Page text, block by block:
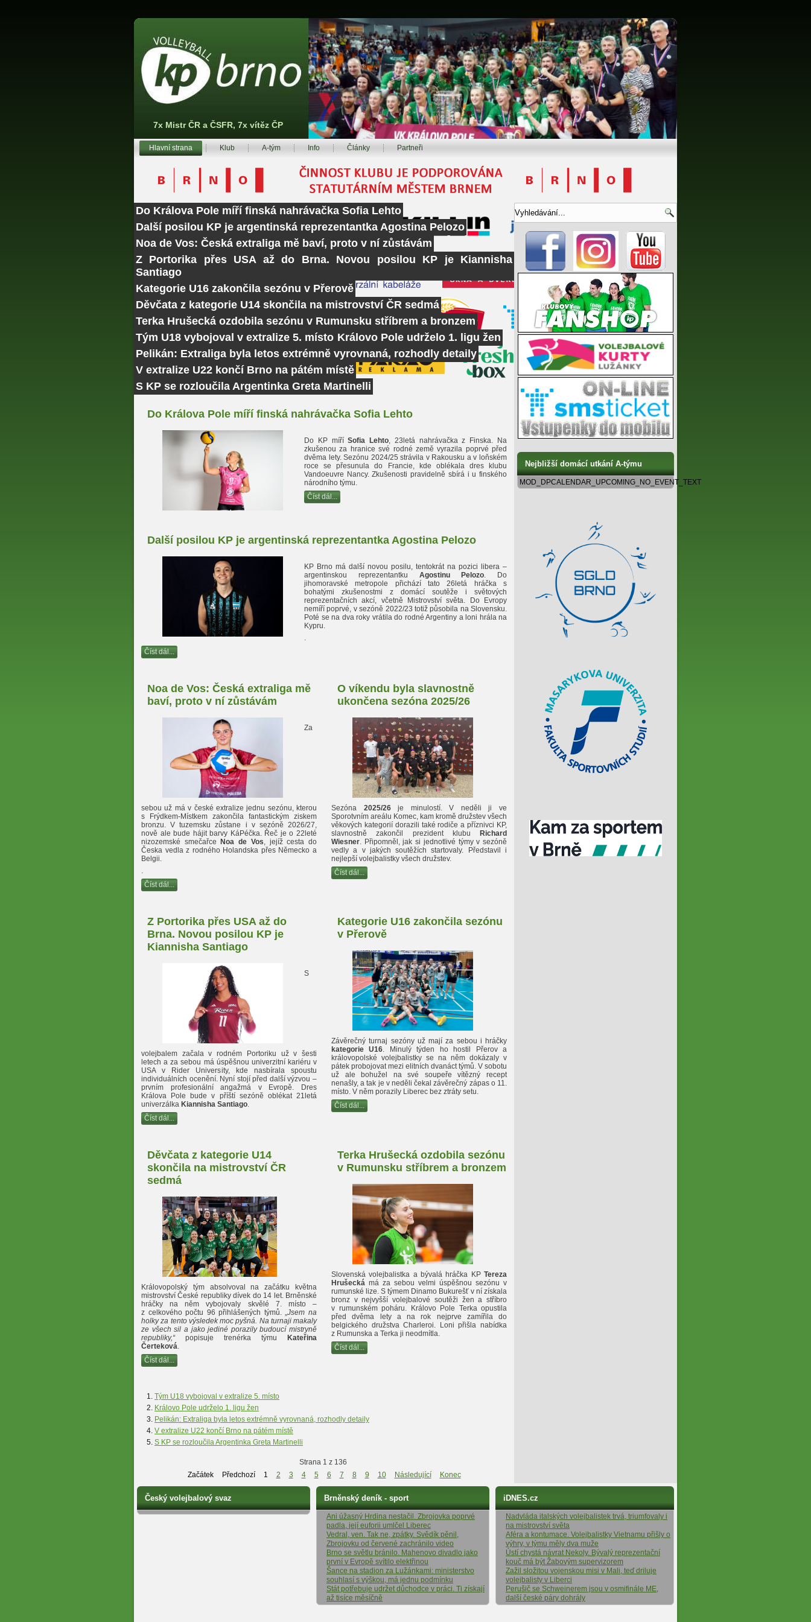
7x Mistr ČR a ČSFR, 7x vítěz ČP
Hlavní strana Klub A-tým Info Články Partneři
Do Králova Pole míří finská nahrávačka Sofia Lehto
Další posilou KP je argentinská reprezentantka Agostina Pelozo
Noa de Vos: Česká extraliga mě baví, proto v ní zůstávám
Z Portorika přes USA až do Brna. Novou posilou KP je Kiannisha
Santiago
Kategorie U16 zakončila sezónu v Přerově
Děvčata z kategorie U14 skončila na mistrovství ČR sedmá
Terka Hrušecká ozdobila sezónu v Rumunsku stříbrem a bronzem
Tým U18 vybojoval v extralize 5. místo Královo Pole udrželo 1. ligu žen
Pelikán: Extraliga byla letos extrémně vyrovnaná, rozhodly detaily
V extralize U22 končí Brno na pátém místě
S KP se rozloučila Argentinka Greta Martinelli
Do Králova Pole míří finská nahrávačka Sofia Lehto
Do KP míříSofia Lehto, 23letá nahrávačka z Finska. Na
zkušenou za hranice své rodné země vyrazila poprvé před
dvěma lety. Sezónu 2024/25 strávila v Rakousku a v loňském
roce se přesunula do Francie, kde oblékala dres klubu
Vandoeuvre Nancy. Zkušenosti pravidelně sbírá i u finského
národního týmu.
Číst dál...
Další posilou KP je argentinská reprezentantka Agostina Pelozo
KP Brno má další novou posilu, tentokrát na pozici libera –
argentinskou reprezentantku Agostinu Pelozo. Do
jihomoravské metropole přichází tato 26letá hráčka s
bohatými zkušenostmi z domácí soutěže i světových
reprezentačních akcí, včetně Mistrovství světa. Do Evropy
nemíří poprvé, v sezóně 2022/23 totiž působila na Slovensku.
Poté se na dva roky vrátila do rodné Argentiny a loni hrála na
Kypru.
.
Číst dál...
Noa de Vos: Česká extraliga mě
baví, proto v ní zůstávám
Za
sebou už má v české extralize jednu sezónu, kterou
s Frýdkem-Místkem zakončila fantastickým ziskem
bronzu. V tuzemsku zůstane i v sezóně 2026/27,
nově ale bude hájit barvy KáPéčka. Řeč je o 22leté
nizozemské smečařce
Noa de Vos, jejíž cesta do
Česka vedla z rodného Holandska přes Německo a
Belgii.
.
Číst dál...
O víkendu byla slavnostně
ukončena sezóna 2025/26
Sezóna 2025/26je minulostí. V neděli ji ve
Sporotvním areálu Komec, kam kromě družstev všech
věkových kategorií dorazili také rodiče a příznivci KP,
slavnostně zakončil prezident klubu
Richard
Wiesner. Připomněl, jak si jednotlivé týmy v sezóně
vedly a v jakých soutěžích startovaly. Představil i
nejlepší volejbalistky všech družstev.
Číst dál...
Z Portorika přes USA až do
Brna. Novou posilou KP je
Kiannisha Santiago
S
volejbalem začala v rodném Portoriku už v šesti
letech a za sebou má úspěšnou univerzitní kariéru v
USA v Rider University, kde nasbírala spoustu
individuálních ocenění. Nyní stojí před další výzvou –
prvním profesionální angažmá v Evropě. Dres
Králova Pole bude v příští sezóně oblékat 21letá
univerzálka Kiannisha Santiago.
Číst dál...
Kategorie U16 zakončila sezónu
v Přerově
Závěrečný turnaj sezóny už mají za sebou i hráčky
kategorie U16. Minulý týden ho hostil Přerov a
královopolské volejbalistky se na něm dokázaly v
pátek probojovat mezi elitních dvanáct týmů. V sobotu
už ale bohužel na své soupeře vítězný recept
nenašly, a tak je v neděli čekal závěrečný zápas o 11.
místo. V něm porazily Liberec bez ztráty setu.
Číst dál...
Děvčata z kategorie U14
skončila na mistrovství ČR
sedmá
Královopolský tým absolvoval na začátku května
mistrovství České republiky dívek do 14 let. Brněnské
hráčky na něm vybojovaly skvělé 7. místo –
z celkového počtu 96 přihlášených týmů. „Jsem na
holky za tento výsledek moc pyšná. Na turnaji makaly
ze všech sil a jako jediné porazily budoucí mistryně
republiky,“popisuje trenérka týmu
Kateřina
Čerteková.
Číst dál...
Terka Hrušecká ozdobila sezónu
v Rumunsku stříbrem a bronzem
Slovenská volejbalistka a bývalá hráčka KP Tereza
Hrušecká má za sebou velmi úspěšnou sezónu v
rumunské lize. S týmem Dinamo Bukurešť v ní získala
bronz v nejvyšší volejbalové soutěži žen a stříbro
v rumunském poháru. Královo Pole Terka opustila
před dvěma lety a na rok nejprve zamířila do
belgického družstva Charleroi. Loni přišla nabídka
z Rumunska a Terka ji neodmítla.
Číst dál...
Tým U18 vybojoval v extralize 5. místo
Královo Pole udrželo 1. ligu žen
Pelikán: Extraliga byla letos extrémně vyrovnaná, rozhodly detaily
V extralize U22 končí Brno na pátém místě
S KP se rozloučila Argentinka Greta Martinelli
Strana 1 z 136
Začátek
Předchozí 1 2 3 4 5 6 7 8 9 10 Následující Konec
Nejbližší domácí utkání A-týmu
MOD_DPCALENDAR_UPCOMING_NO_EVENT_TEXT
Český volejbalový svaz Brněnský deník - sport
Ani úžasný Hrdina nestačil. Zbrojovka poprvé
padla, její euforii umlčel Liberec
Vedral, ven. Tak ne, zpátky. Svědík pěnil,
Zbrojovku od červené zachránilo video
Brno se světlu bránilo. Mahenovo divadlo jako
první v Evropě svítilo elektřinou
Šance na stadion za Lužánkami: ministerstvo
souhlasí s výškou, má jednu podmínku
Stát potřebuje udržet důchodce v práci. Ti získají
až tisíce měsíčně
iDNES.cz
Nadvláda italských volejbalistek trvá, triumfovaly i
na mistrovství světa
Aféra a kontumace. Volejbalistky Vietnamu přišly o
výhry, v týmu měly dva muže
Ústí chystá návrat Nekoly. Bývalý reprezentační
kouč má být Žabovým supervizorem
Zažil složitou vojenskou misi v Mali, teď driluje
volejbalisty v Liberci
Perušič se Schweinerem jsou v osmifinále ME,
další české páry dohrály